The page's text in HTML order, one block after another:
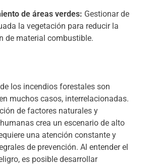
de áreas verdes: Gestionar de
la vegetación para reducir la
de material combustible.
los incendios forestales son
muchos casos, interrelacionadas.
de factores naturales y
crea un escenario de alto
una atención constante y
de prevención. Al entender el
es posible desarrollar